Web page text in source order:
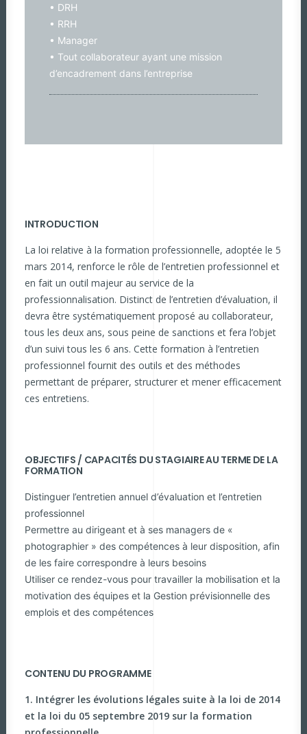
• DRH
• RRH
• Manager
• Tout collaborateur ayant une mission
d’encadrement dans l’entreprise
INTRODUCTION
La loi relative à la formation professionnelle, adoptée le 5
mars 2014, renforce le rôle de l’entretien professionnel et
en fait un outil majeur au service de la
professionnalisation. Distinct de l’entretien d’évaluation, il
devra être systématiquement proposé au collaborateur,
tous les deux ans, sous peine de sanctions et fera l’objet
d’un suivi tous les 6 ans. Cette formation à l’entretien
professionnel fournit des outils et des méthodes
permettant de préparer, structurer et mener efficacement
ces entretiens.
OBJECTIFS / CAPACITÉS DU STAGIAIRE AU TERME DE LA
FORMATION
Distinguer l’entretien annuel d’évaluation et l’entretien
professionnel
Permettre au dirigeant et à ses managers de «
photographier » des compétences à leur disposition, afin
de les faire correspondre à leurs besoins
Utiliser ce rendez-vous pour travailler la mobilisation et la
motivation des équipes et la Gestion prévisionnelle des
emplois et des compétences
CONTENU DU PROGRAMME
1. Intégrer les évolutions légales suite à la loi de 2014
et la loi du 05 septembre 2019 sur la formation